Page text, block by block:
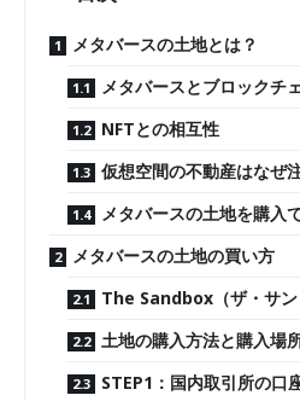
メタバースの土地とは？
メタバースとブロックチ
NFTとの相互性
仮想空間の不動産はなぜ
メタバースの土地を購入
メタバースの土地の買い方
The Sandbox（ザ・サン
土地の購入方法と購入場
STEP1：国内取引所の口